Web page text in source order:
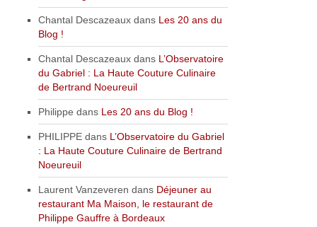
Chantal Descazeaux dans Les 20 ans du
Blog !
Chantal Descazeaux dans L’Observatoire
du Gabriel : La Haute Couture Culinaire
de Bertrand Noeureuil
Philippe dans Les 20 ans du Blog !
PHILIPPE dans L’Observatoire du Gabriel
: La Haute Couture Culinaire de Bertrand
Noeureuil
Laurent Vanzeveren dans Déjeuner au
restaurant Ma Maison, le restaurant de
Philippe Gauffre à Bordeaux